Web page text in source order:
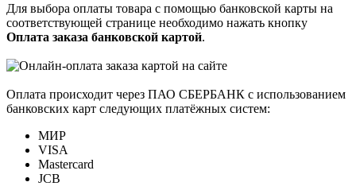
Для выбора оплаты товара с помощью банковской карты на
соответствующей странице необходимо нажать кнопку
Оплата заказа банковской картой.
Оплата происходит через ПАО СБЕРБАНК с использованием
банковских карт следующих платёжных систем:
МИР
VISA
Mastercard
JCB